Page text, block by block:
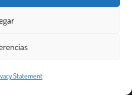
obtenga la
Statement
reservados 2.020